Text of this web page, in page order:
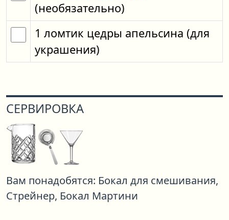
(необязательно)
1 ломтик цедры апельсина (для
украшения)
СЕРВИРОВКА
Вам понадобятся: Бокал для смешивания,
Стрейнер, Бокал Мартини